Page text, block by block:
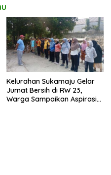
Kelurahan Sukamaju Gelar
Jumat Bersih di RW 23,
Warga Sampaikan Aspirasi